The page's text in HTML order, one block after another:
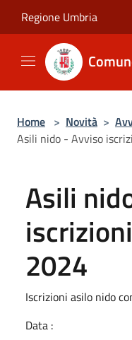
Regione Umbria
Home > Novità >
Asili nido - Avviso
Asili
2024
Iscrizioni asilo nido
Data :